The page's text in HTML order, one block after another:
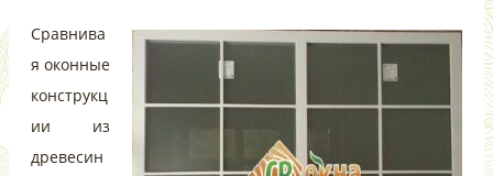
Сравнива
я оконные
конструкц
ии из
древесин